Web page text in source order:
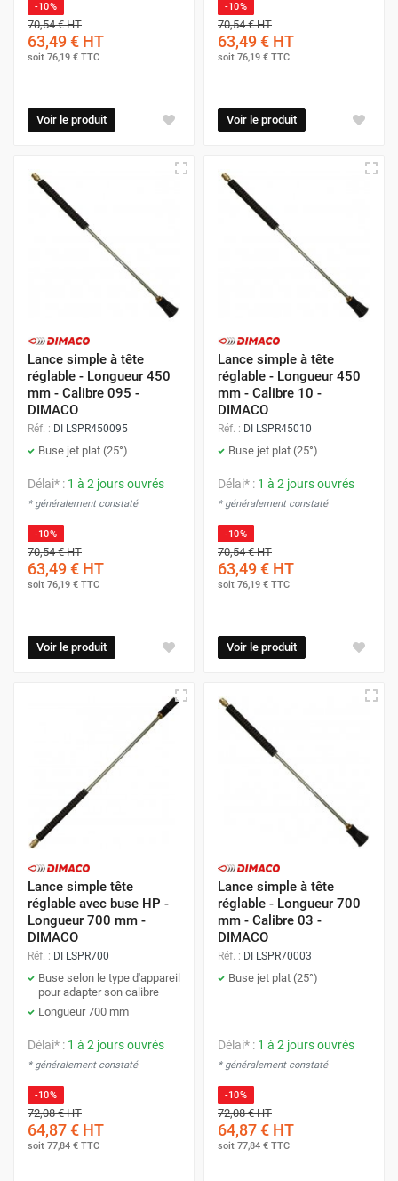
-10%
70,54 €HT
63,49 € HT
soit 76,19 € TTC
Voir le produit
-10%
70,54 €HT
63,49 € HT
soit 76,19 € TTC
Voir le produit
Lance simple à tête
réglable - Longueur 450
mm - Calibre 095 -
DIMACO
Réf. : DI LSPR450095
Buse jet plat (25°)
Délai* : 1 à 2 jours ouvrés
* généralement constaté
-10%
70,54 €HT
63,49 € HT
soit 76,19 € TTC
Voir le produit
Lance simple à tête
réglable - Longueur 450
mm - Calibre 10 -
DIMACO
Réf. : DI LSPR45010
Buse jet plat (25°)
Délai* : 1 à 2 jours ouvrés
* généralement constaté
-10%
70,54 €HT
63,49 € HT
soit 76,19 € TTC
Voir le produit
Lance simple tête
réglable avec buse HP -
Longueur 700 mm -
DIMACO
Réf. : DI LSPR700
Buse selon le type d'appareil
pour adapter son calibre
Longueur 700 mm
Délai* : 1 à 2 jours ouvrés
* généralement constaté
-10%
72,08 €HT
64,87 € HT
soit 77,84 € TTC
Lance simple à tête
réglable - Longueur 700
mm - Calibre 03 -
DIMACO
Réf. : DI LSPR70003
Buse jet plat (25°)
Délai* : 1 à 2 jours ouvrés
* généralement constaté
-10%
72,08 €HT
64,87 € HT
soit 77,84 € TTC